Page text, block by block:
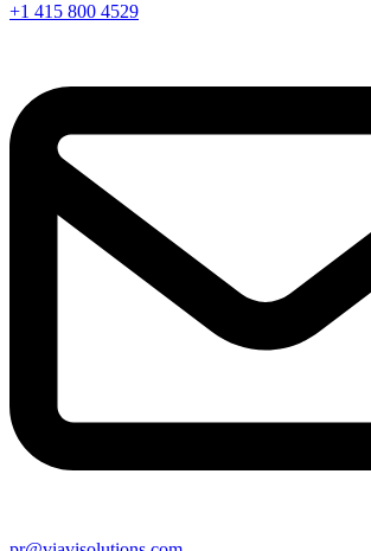
+1 415 800 4529